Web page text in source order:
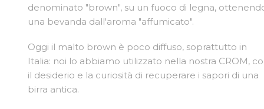
denominato "brown", su un fuoco di legna,
una bevanda dall'aroma "affumicato".
Oggi il malto brown è poco diffuso, soprattutto in
Italia: noi lo abbiamo utilizzato nella nostra CROM,
il desiderio e la curiosità di recuperare i sapori di una
birra antica.